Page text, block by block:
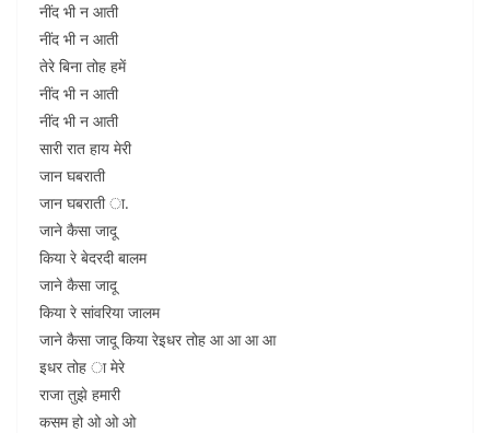
नींद भी न आती
नींद भी न आती
तेरे बिना तोह हमें
नींद भी न आती
नींद भी न आती
सारी रात हाय मेरी
जान घबराती
जान घबराती ा.
जाने कैसा जादू
किया रे बेदरदी बालम
जाने कैसा जादू
किया रे सांवरिया जालम
जाने कैसा जादू किया रेइधर तोह आ आ आ आ
इधर तोह ा मेरे
राजा तुझे हमारी
कसम हो ओ ओ ओ